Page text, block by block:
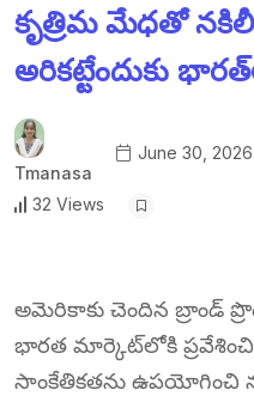
కృత్రిమ మేధతో నకిలీ
అరికట్టేందుకు
Tmanasa
June 30, 2026
32 Views
అమెరికాకు చెందిన బ్రాండ్
భారత మార్కెట్‌లోకి
సాంకేతికతను ఉపయోగించి